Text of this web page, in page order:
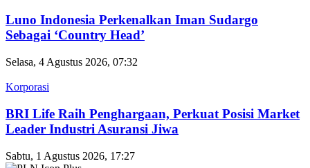
Luno Indonesia Perkenalkan Iman Sudargo
Sebagai ‘Country Head’
Selasa, 4 Agustus 2026, 07:32
Korporasi
BRI Life Raih Penghargaan, Perkuat Posisi Market
Leader Industri Asuransi Jiwa
Sabtu, 1 Agustus 2026, 17:27